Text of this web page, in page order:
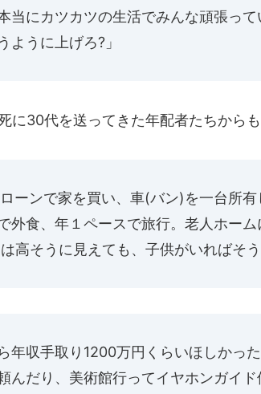
当にカツカツの生活でみんな頑張っ
ように上げろ?」
に30代を送ってきた年配者たちから
ローンで家を買い、車(バン)を一台所
外食、年１ペースで旅行。老人ホーム
高そうに見えても、子供がいればそ
ら年収手取り1200万円くらいほしかっ
んだり、美術館行ってイヤホンガイ